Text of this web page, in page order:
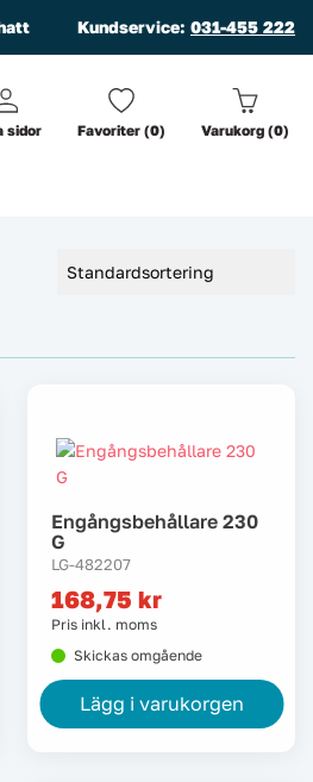
Kundservice: 031-455 222
sidor Favoriter (0) Varukorg (0)
Engångsbehållare 230
G
LG-482207
168,75 kr
Pris inkl. moms
Skickas omgående
Lägg i varukorgen